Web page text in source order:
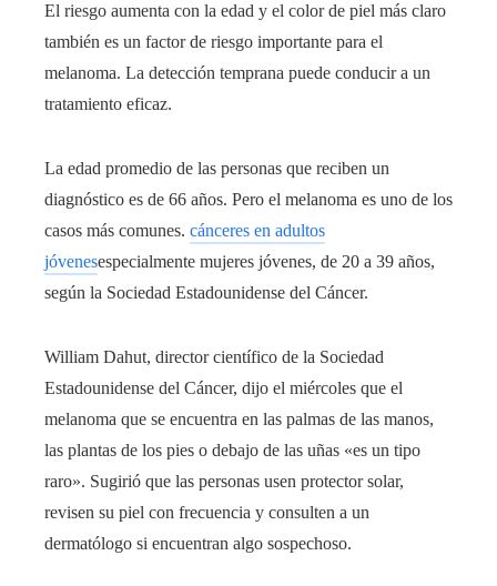
El riesgo aumenta con la edad y el color de piel más claro
también es un factor de riesgo importante para el
melanoma. La detección temprana puede conducir a un
tratamiento eficaz.
La edad promedio de las personas que reciben un
diagnóstico es de 66 años. Pero el melanoma es uno de los
casos más comunes. cánceres en adultos
jóvenesespecialmente mujeres jóvenes, de 20 a 39 años,
según la Sociedad Estadounidense del Cáncer.
William Dahut, director científico de la Sociedad
Estadounidense del Cáncer, dijo el miércoles que el
melanoma que se encuentra en las palmas de las manos,
las plantas de los pies o debajo de las uñas «es un tipo
raro». Sugirió que las personas usen protector solar,
revisen su piel con frecuencia y consulten a un
dermatólogo si encuentran algo sospechoso.